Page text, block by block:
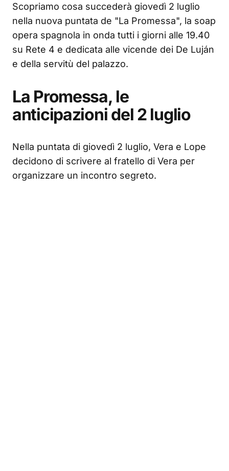
Scopriamo cosa succederà giovedì 2 luglio
nella nuova puntata de "La Promessa", la soap
opera spagnola in onda tutti i giorni alle 19.40
su Rete 4 e dedicata alle vicende dei De Luján
e della servitù del palazzo.
La Promessa, le
anticipazioni del 2 luglio
Nella puntata di giovedì 2 luglio, Vera e Lope
decidono di scrivere al fratello di Vera per
organizzare un incontro segreto.